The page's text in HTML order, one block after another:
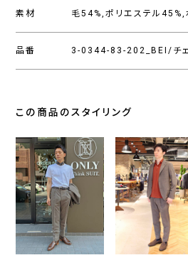
素材 毛54%,ポリエステル45%,
品番 3-0344-83-202_BEI/チェ
この商品のスタイリング